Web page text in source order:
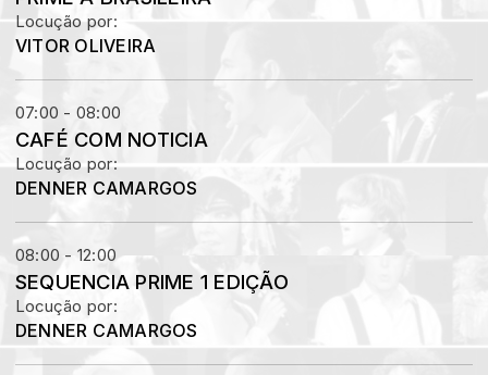
Locução por:
VITOR OLIVEIRA
07:00 - 08:00
CAFÉ COM NOTICIA
Locução por:
DENNER CAMARGOS
08:00 - 12:00
SEQUENCIA PRIME 1 EDIÇÃO
Locução por:
DENNER CAMARGOS